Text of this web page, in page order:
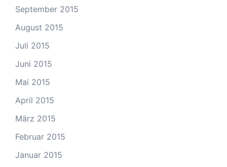
September 2015
August 2015
Juli 2015
Juni 2015
Mai 2015
April 2015
März 2015
Februar 2015
Januar 2015